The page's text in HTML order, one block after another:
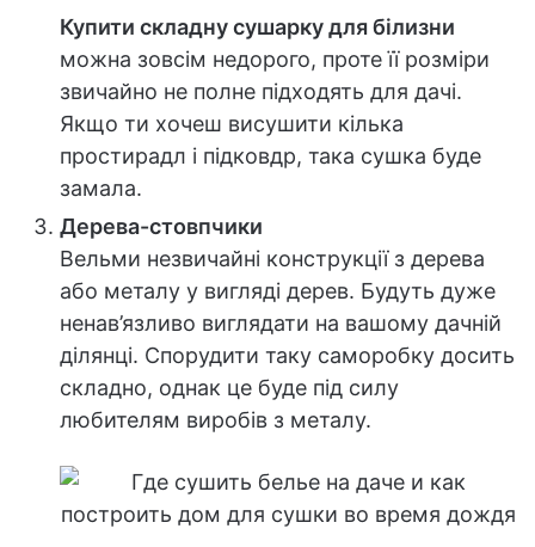
Купити складну сушарку для білизни
можна зовсім недорого, проте її розміри
звичайно не полне підходять для дачі.
Якщо ти хочеш висушити кілька
простирадл і підковдр, така сушка буде
замала.
Дерева-стовпчики
Вельми незвичайні конструкції з дерева
або металу у вигляді дерев. Будуть дуже
ненав’язливо виглядати на вашому дачній
ділянці. Спорудити таку саморобку досить
складно, однак це буде під силу
любителям виробів з металу.